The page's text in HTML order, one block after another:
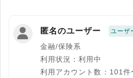
匿名のユーザー ユーザ
金融/保険系
利用状況：利用中
利用アカウント数：101件